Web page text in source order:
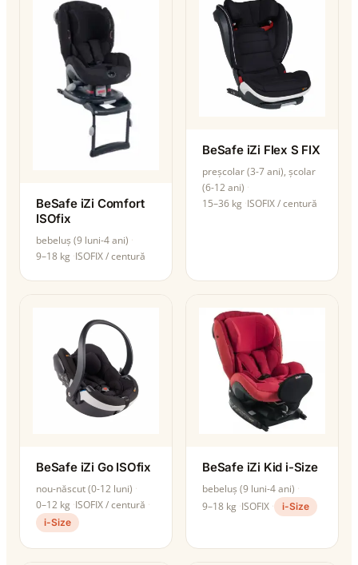
BeSafe iZi Comfort
ISOfix
bebeluș (9 luni-4 ani)
9–18 kg ISOFIX / centură
BeSafe iZi Flex S FIX
preșcolar (3-7 ani), școlar
(6-12 ani)
15–36 kg ISOFIX / centură
BeSafe iZi Go ISOfix
nou-născut (0-12 luni)
0–12 kg ISOFIX / centură
i-Size
BeSafe iZi Kid i-Size
bebeluș (9 luni-4 ani)
9–18 kg ISOFIX i-Size